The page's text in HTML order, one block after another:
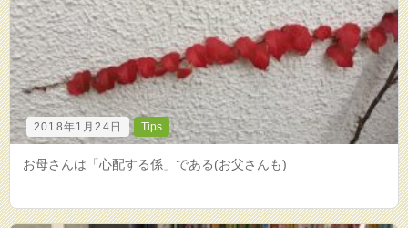
2018年1月24日 Tips
お母さんは「心配する係」である(お父さんも)